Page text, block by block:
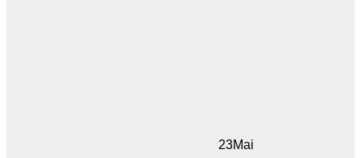
23Mai